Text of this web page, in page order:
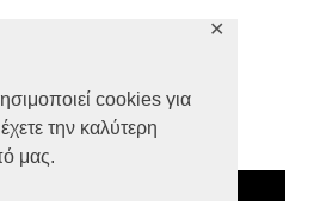
cookies για
την καλύτερη
μας.
✕